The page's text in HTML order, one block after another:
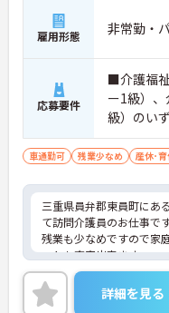
雇用形態 非常勤・
応募要件
■介護福
ー1級）
級）のい
車通勤可 残業少なめ 産休･
三重県員弁郡東員町にあ
て訪問介護員のお仕事です
残業も少なめですので家
ートも充実出来ます。
ご興味ある方には、面接
詳細をお話しいたします
い。
詳細を見る